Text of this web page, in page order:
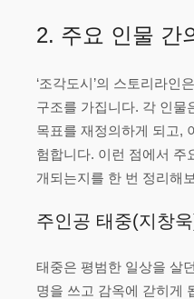
2. 주요 인물 간
‘조각도시’의 스토리라인
구조를 가집니다. 각 인물
목표를 재정의하게 되고,
험합니다. 이런 점에서 주
개되는지를 한 번 정리해
주인공 태중(지창
태중은 평범한 일상을 살
명을 쓰고 감옥에 갇히게